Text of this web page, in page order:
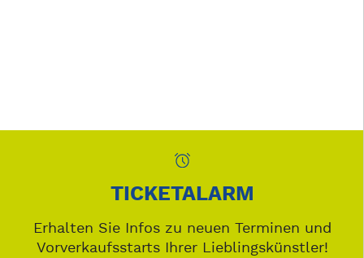
TICKETALARM
Erhalten Sie Infos zu neuen Terminen und
Vorverkaufsstarts Ihrer Lieblingskünstler!